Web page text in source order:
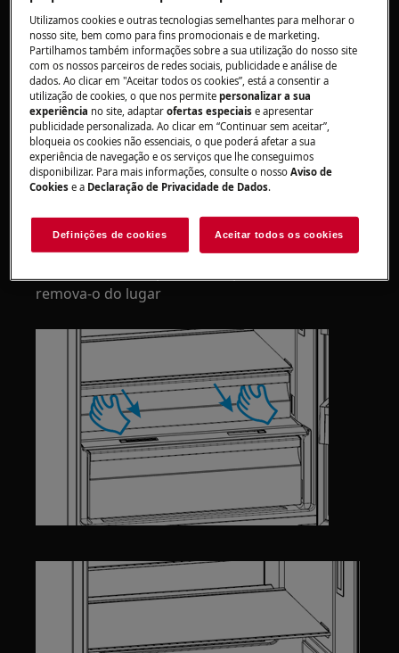
Sempre use luvas de segurança e calçados fechados.
Observe que o reparo automático ou não
profissional pode ter consequências de segurança se
não for feito corretamente
MUDANÇA BASKET-CHILLER-CRISPER
Primeiro, puxe a cesta para fora até chegar à
posição final,
Em seguida, puxe suavemente a parte frontal
para cima até que se solte das guias laterais.
remova-o do lugar
Utilizamos cookies e outras tecnologias semelhantes para melhorar o
nosso site, bem como para fins promocionais e de marketing.
Partilhamos também informações sobre a sua utilização do nosso site
com os nossos parceiros de redes sociais, publicidade e análise de
dados. Ao clicar em "Aceitar todos os cookies”, está a consentir a
utilização de cookies, o que nos permitepersonalizar a sua
experiência no site, adaptarofertas especiaise apresentar
publicidade personalizada. Ao clicar em “Continuar sem aceitar”,
bloqueia os cookies não essenciais, o que poderá afetar a sua
experiência de navegação e os serviços que lhe conseguimos
disponibilizar. Para mais informações, consulte o nossoAviso de
Cookies e a Declaração de Privacidade de Dados.
Definições de cookies Aceitar todos os cookies